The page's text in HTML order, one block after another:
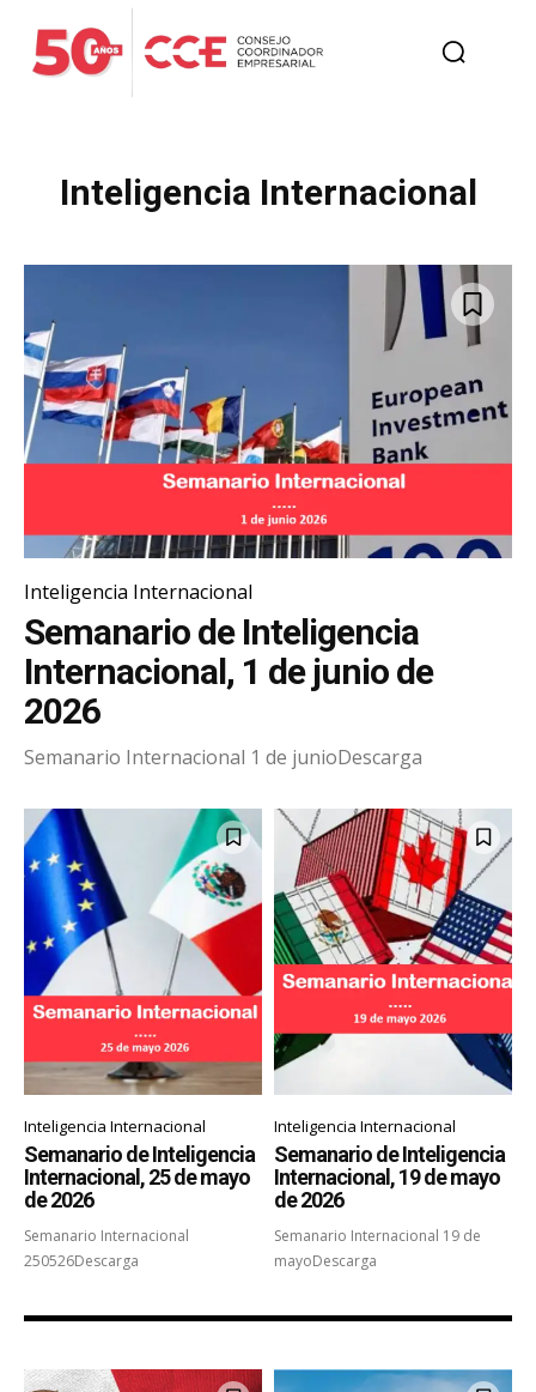
Inteligencia Internacional
Inteligencia Internacional
Semanario de Inteligencia
Internacional, 1 de junio de
2026
Semanario Internacional 1 de junioDescarga
Inteligencia Internacional
Semanario de Inteligencia
Internacional, 25 de mayo
de 2026
Semanario Internacional
250526Descarga
Inteligencia Internacional
Semanario de Inteligencia
Internacional, 19 de mayo
de 2026
Semanario Internacional 19 de
mayoDescarga